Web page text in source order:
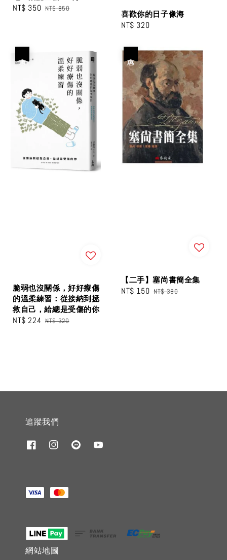
Sale
NT$ 350 Regular
NT$ 850
喜歡你的日子像海
Regular
NT$ 320
脆弱也沒關係，好好療傷
的溫柔練習：從接納到拯
救自己，給總是受傷的你
Sale
NT$ 224 Regular
NT$ 320
【二手】塞尚書簡全集
Sale
NT$ 150 Regular
NT$ 380
追蹤我們
網站地圖